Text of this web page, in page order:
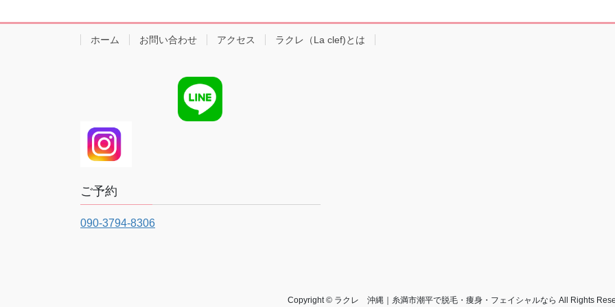
ホーム お問い合わせ アクセス ラクレ（La clef)とは
ご予約
090-3794-8306
Copyright © ラクレ 沖縄｜糸満市潮平で脱毛・痩身・フェイシャルなら All Rights